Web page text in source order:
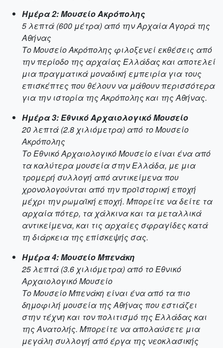
Ημέρα 2: Μουσείο Ακρόπολης
5 λεπτά (600 μέτρα) από την Αρχαία Αγορά της
Αθήνας
Το Μουσείο Ακρόπολης φιλοξενεί εκθέσεις από
την περίοδο της αρχαίας Ελλάδας και αποτελεί
μια πραγματικά μοναδική εμπειρία για τους
επισκέπτες που θέλουν να μάθουν περισσότερα
για την ιστορία της Ακρόπολης και της Αθήνας.
Ημέρα 3: Εθνικό Αρχαιολογικό Μουσείο
20 λεπτά (2.8 χιλιόμετρα) από το Μουσείο
Ακρόπολης
Το Εθνικό Αρχαιολογικό Μουσείο είναι ένα από
τα καλύτερα μουσεία στην Ελλάδα, με μια
τρομερή συλλογή από αντικείμενα που
χρονολογούνται από την προϊστορική εποχή
μέχρι την ρωμαϊκή εποχή. Μπορείτε να δείτε τα
αρχαία πότερ, τα χάλκινα και τα μεταλλικά
αντικείμενα, και τις αρχαίες σφραγίδες κατά
τη διάρκεια της επίσκεψής σας.
Ημέρα 4: Μουσείο Μπενάκη
25 λεπτά (3.6 χιλιόμετρα) από το Εθνικό
Αρχαιολογικό Μουσείο
Το Μουσείο Μπενάκη είναι ένα από τα πιο
δημοφιλή μουσεία της Αθήνας που εστιάζει
στην τέχνη και τον πολιτισμό της Ελλάδας και
της Ανατολής. Μπορείτε να απολαύσετε μια
μεγάλη συλλογή από έργα της νεοκλασικής